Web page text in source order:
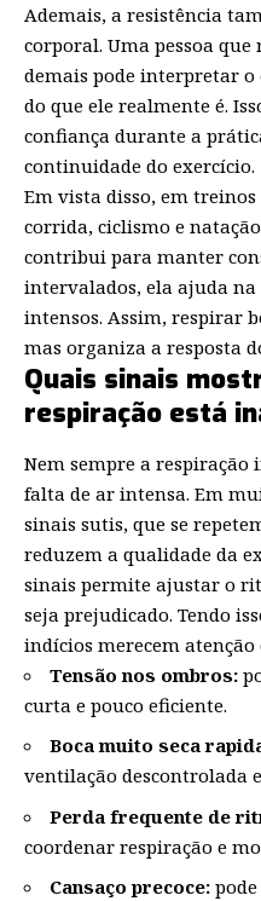
Ademais, a resistência
corporal. Uma pessoa
demais pode interpretar o
do que ele realmente é.
confiança durante a
continuidade do exercício.
Em vista disso, em
corrida, ciclismo e
contribui para manter
intervalados, ela ajuda
intensos. Assim, respirar
mas organiza a resposta
Quais sinais
respiração está
Nem sempre a respiração
falta de ar intensa. Em
sinais sutis, que se
reduzem a qualidade da
sinais permite ajustar o
seja prejudicado. Tendo
indícios merecem
Tensão nos ombros:
curta e pouco eficiente.
Boca muito seca
ventilação descontrolada
Perda frequente de
coordenar respiração e
Cansaço precoce: